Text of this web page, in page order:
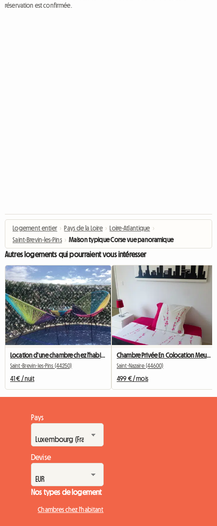
réservation est confirmée.
Logement entier › Pays de la Loire › Loire-Atlantique ›
Saint-Brevin-les-Pins › Maison typique Corse vue panoramique
Autres logements qui pourraient vous intéresser
Location d'une chambre chez l'habitant centre St brévin
Saint-Brevin-les-Pins (44250)
41 € / nuit
Chambre Privée En Colocation Meublee
Saint-Nazaire (44600)
499 € / mois
Pays
Devise
Nos types de logement
Chambres chez l'habitant